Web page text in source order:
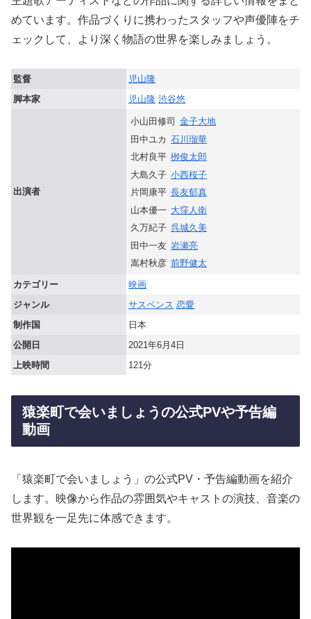
めています。作品づくりに携わったスタッフや声優陣をチ
ェックして、より深く物語の世界を楽しみましょう。
監督
児山隆
脚本家
児山隆 渋谷悠
出演者
小山田修司 金子大地
田中ユカ 石川瑠華
北村良平 栁俊太郎
大島久子 小西桜子
片岡康平 長友郁真
山本優一 大窪人衛
久万紀子 呉城久美
田中一友 岩瀬亮
嵩村秋彦 前野健太
カテゴリー
映画
ジャンル
サスペンス 恋愛
制作国
日本
公開日
2021年6月4日
上映時間
121分
猿楽町で会いましょうの公式PVや予告編
動画
「猿楽町で会いましょう」の公式PV・予告編動画を紹介
します。映像から作品の雰囲気やキャストの演技、音楽の
世界観を一足先に体感できます。